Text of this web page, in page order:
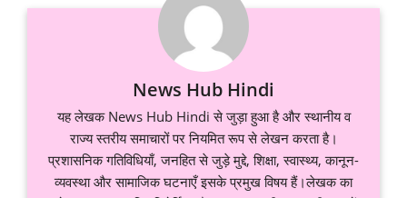
News Hub Hindi
यह लेखक News Hub Hindi से जुड़ा हुआ है और स्थानीय व
राज्य स्तरीय समाचारों पर नियमित रूप से लेखन करता है।
प्रशासनिक गतिविधियाँ, जनहित से जुड़े मुद्दे, शिक्षा, स्वास्थ्य, कानून-
व्यवस्था और सामाजिक घटनाएँ इसके प्रमुख विषय हैं।लेखक का